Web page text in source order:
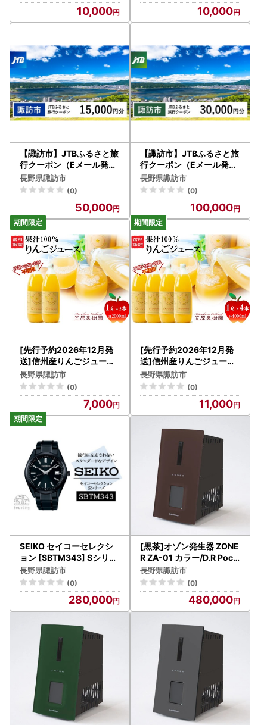
10,000 10,000
【諏訪市】JTBふるさと旅
行クーポン（Eメール発行
）15,000円分
長野県諏訪市
(0)
50,000
【諏訪市】JTBふるさと旅
行クーポン（Eメール発行
）30,000円分
長野県諏訪市
(0)
100,000
[先行予約2026年12月発
送]信州産りんごジュース
1L瓶詰め 2本[箱入り]/笠
原果樹園[80-02]
長野県諏訪市
(0)
7,000
[先行予約2026年12月発
送]信州産りんごジュース
1L瓶詰め 4本[箱入り]/笠
原果樹園[80-03]
長野県諏訪市
(0)
11,000
SEIKO セイコーセレクシ
ョン [SBTM343] Sシリー
ズ/ 腕時計 諏訪市[61-133
]
長野県諏訪市
(0)
280,000
[黒茶]オゾン発生器 ZONE
R ZA-01 カラー/D.R Pock
et[86-03BB]
長野県諏訪市
(0)
480,000